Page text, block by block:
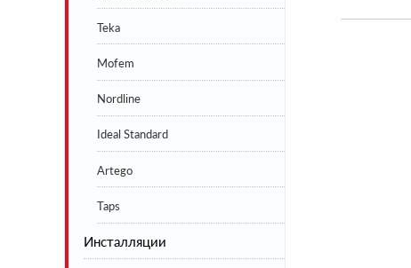
Teka
Mofem
Nordline
Ideal Standard
Artego
Taps
Инсталляции